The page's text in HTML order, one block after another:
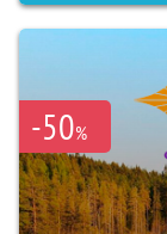
-50%